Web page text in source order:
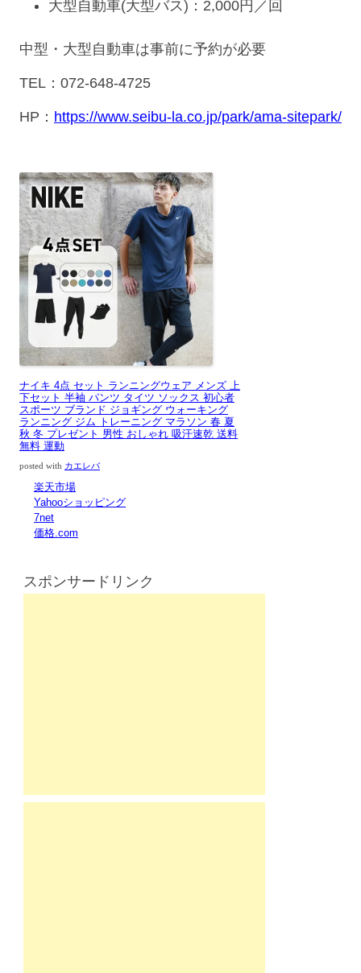
大型自動車(大型バス)：2,000円／回
中型・大型自動車は事前に予約が必要
TEL：072-648-4725
HP： https://www.seibu-la.co.jp/park/ama-sitepark/
ナイキ 4点 セット ランニングウェア メンズ 上
下セット 半袖 パンツ タイツ ソックス 初心者
スポーツ ブランド ジョギング ウォーキング
ランニング ジム トレーニング マラソン 春 夏
秋 冬 プレゼント 男性 おしゃれ 吸汗速乾 送料
無料 運動
posted with カエレバ
楽天市場
Yahooショッピング
7net
価格.com
スポンサードリンク